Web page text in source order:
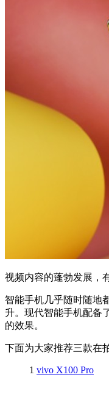
视频内容的蓬勃发展，
智能手机几乎随时随地
升。现代智能手机配备
的效果。
下面为大家推荐三款在
1 vivo X100 Pro